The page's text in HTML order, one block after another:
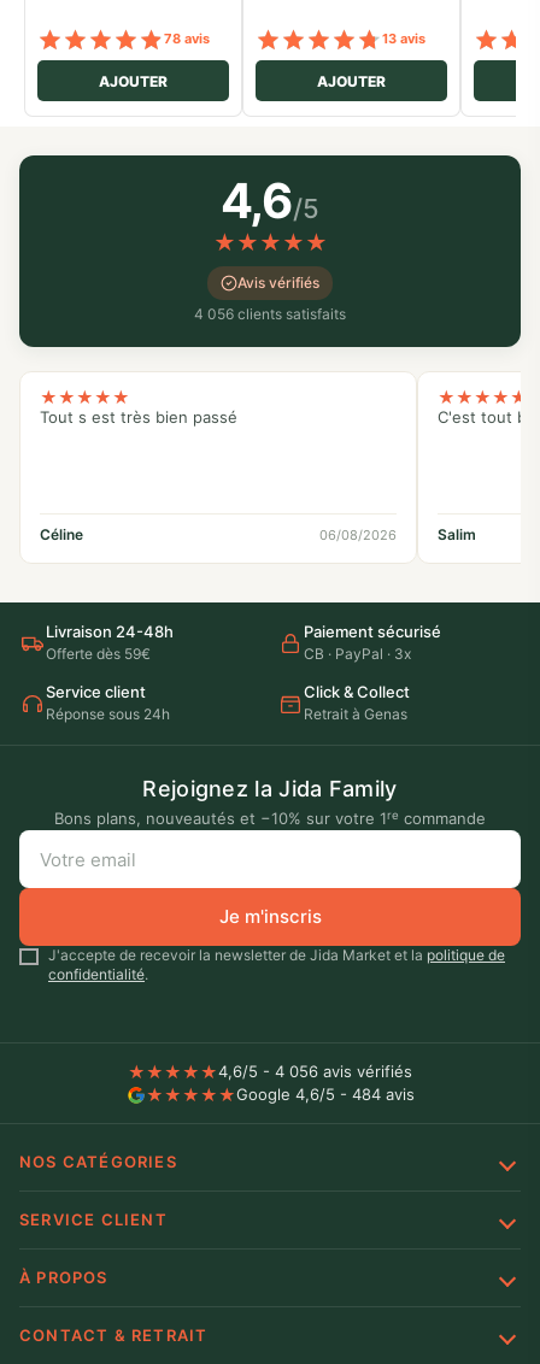
Note sur 5
78 avis
AJOUTER
Note sur 5
13 avis
AJOUTER
4,6/5
★★★★★
Avis vérifiés
4 056 clients satisfaits
★★★★★
Tout s est très bien passé
Céline 06/08/2026
★★★★★
C'est tout
Salim
Livraison 24-48h
Offerte dès 59€
Paiement sécurisé
CB · PayPal · 3x
Service client
Réponse sous 24h
Click & Collect
Retrait à Genas
Rejoignez la Jida Family
Bons plans, nouveautés et −10% sur votre 1re commande
Je m'inscris
J'accepte de recevoir la newsletter de Jida Market et la politique de
confidentialité.
★★★★★4,6/5 - 4 056 avis vérifiés
★★★★★Google 4,6/5 - 484 avis
NOS CATÉGORIES
SERVICE CLIENT
À PROPOS
CONTACT & RETRAIT